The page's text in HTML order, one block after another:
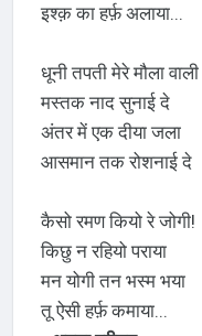
इश्क़ का हर्फ़ अलाया...
धूनी तपती मेरे मौला वाली
मस्तक नाद सुनाई दे
अंतर में एक दीया जला
आसमान तक रोशनाई दे
कैसो रमण कियो रे जोगी!
किछु न रहियो पराया
मन योगी तन भस्म भया
तू ऐसी हर्फ़ कमाया...